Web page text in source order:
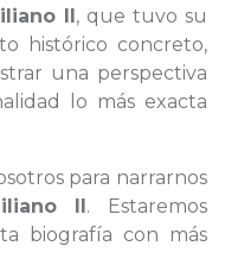
II, que tuvo su
histórico concreto,
una perspectiva
lo más exacta
para narrarnos
II. Estaremos
biografía con más